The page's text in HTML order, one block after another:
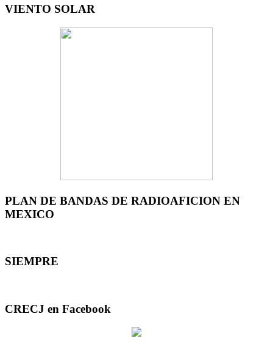
VIENTO SOLAR
PLAN DE BANDAS DE RADIOAFICION EN
MEXICO
SIEMPRE
CRECJ en Facebook